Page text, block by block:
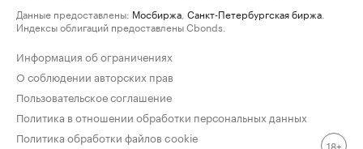
Данные предоставлены: Мосбиржа Санкт-Петербургская биржа
Индексы облигаций предоставлены Cbonds.
Информация об ограничениях
О соблюдении авторских прав
Пользовательское соглашение
Политика в отношении обработки персональных данных
Политика обработки файлов cookie
18+